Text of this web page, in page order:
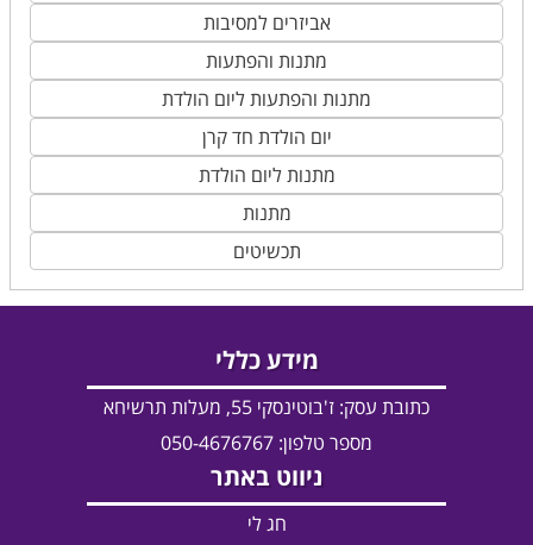
אביזרים למסיבות
מתנות והפתעות
מתנות והפתעות ליום הולדת
יום הולדת חד קרן
מתנות ליום הולדת
מתנות
תכשיטים
מידע כללי
כתובת עסק: ז'בוטינסקי 55, מעלות תרשיחא
מספר טלפון: 050-4676767
ניווט באתר
חג לי